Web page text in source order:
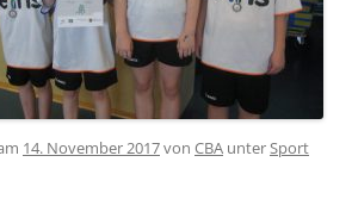
14. November 2017von CBA unterSport